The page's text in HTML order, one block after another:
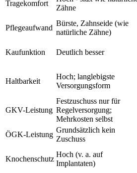
Tragekomfort
Zähne
Pflegeaufwand
Bürste, Zahnseide (wie
natürliche Zähne)
Kaufunktion Deutlich besser
Haltbarkeit
Hoch; langlebigste
Versorgungsform
GKV-Leistung
Festzuschuss nur für
Regelversorgung;
Mehrkosten selbst
ÖGK-Leistung
Grundsätzlich kein
Zuschuss
Knochenschutz
Hoch (v. a. auf
Implantaten)